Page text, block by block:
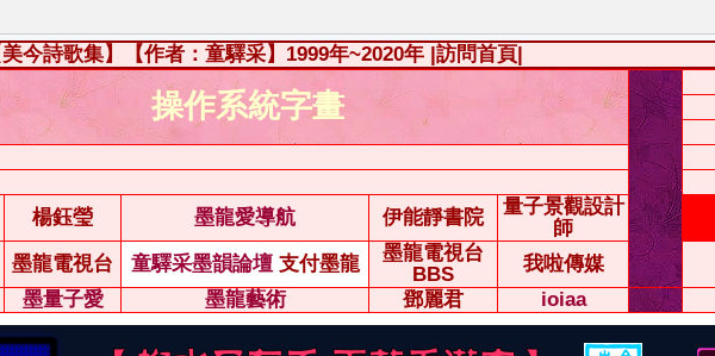
美今詩歌集】【作者：童驛采】1999年~2020年 |訪問首頁|
操作系統字畫
楊鈺瑩 墨龍愛導航 伊能靜書院
量子景觀設計
師
墨龍電視台 童驛采墨韻論壇 支付墨龍
墨龍電視台
BBS
我啦傳媒
墨量子愛 墨龍藝術 鄧麗君 ioiaa